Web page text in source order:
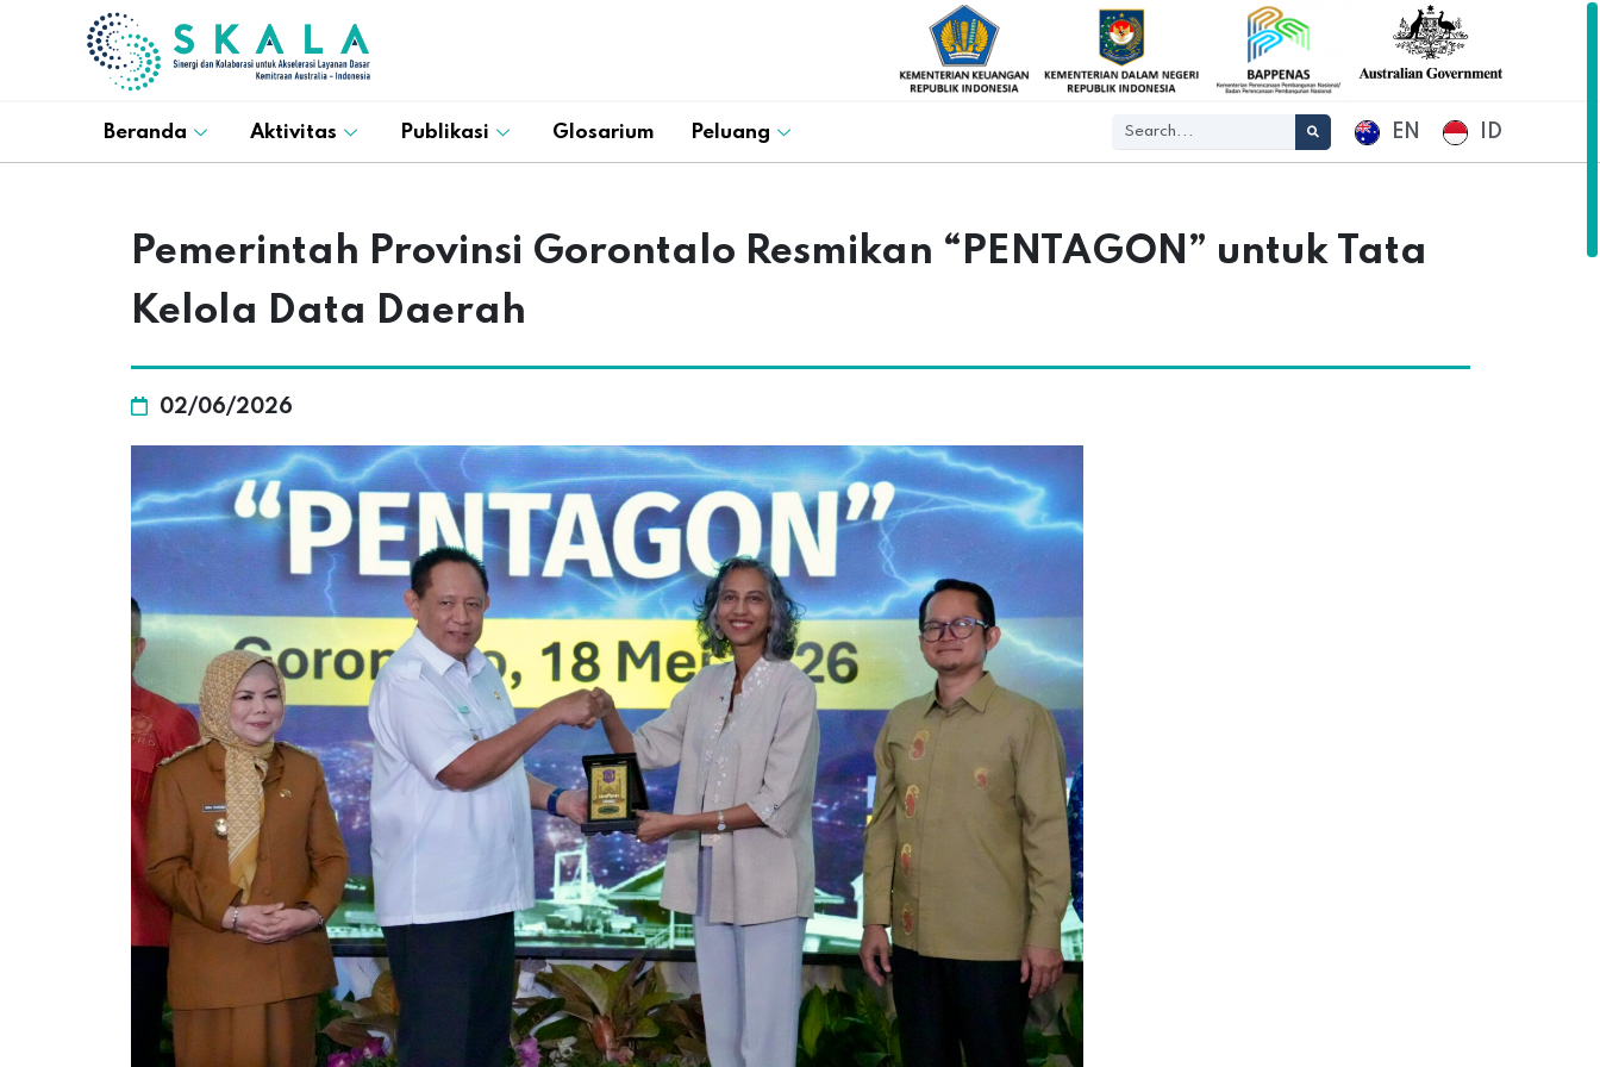
Beranda Aktivitas Publikasi Glosarium Peluang EN ID
Pemerintah Provinsi Gorontalo Resmikan “PENTAGON” untuk Tata
Kelola Data Daerah
02/06/2026